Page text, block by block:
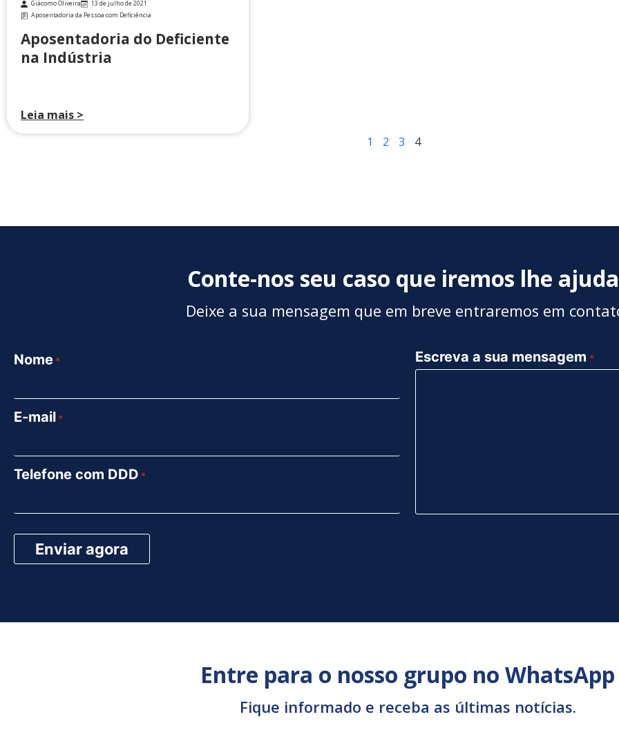
Giácomo Oliveira
13 de julho de 2021
Aposentadoria da Pessoa com Deficiência
Aposentadoria do Deficiente
na Indústria
Leia mais >
1
2 3 4
Conte-nos seu caso que iremos lhe
Deixe a sua mensagem que em breve entraremos em
Nome *
E-mail *
Telefone com DDD *
Escreva a sua mensagem *
Entre para o nosso grupo no WhatsApp
Fique informado e receba as últimas notícias.